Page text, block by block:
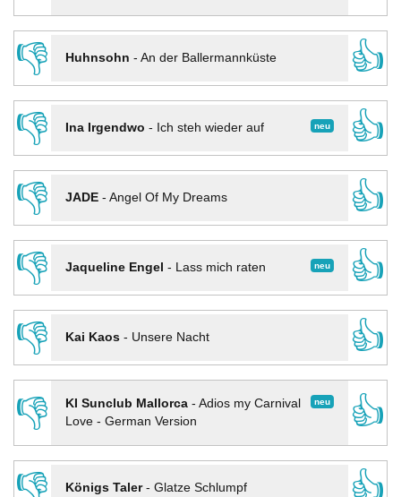
👎
Huhnsohn - An der Ballermannküste
👍
👎
neu
Ina Irgendwo - Ich steh wieder auf
👍
👎
JADE- Angel Of My Dreams
👍
👎
neu
Jaqueline Engel - Lass mich raten
👍
👎
Kai Kaos- Unsere Nacht
👍
👎
neu
KI Sunclub Mallorca- Adios my Carnival
Love - German Version
👍
👎
Königs Taler- Glatze Schlumpf
👍